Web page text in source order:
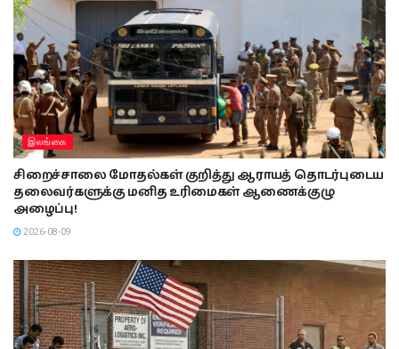
இலங்கை
சிறைச்சாலை மோதல்கள் குறித்து ஆராயத் தொடர்புடைய
தலைவர்களுக்கு மனித உரிமைகள் ஆணைக்குழு
அழைப்பு!
2026-08-09